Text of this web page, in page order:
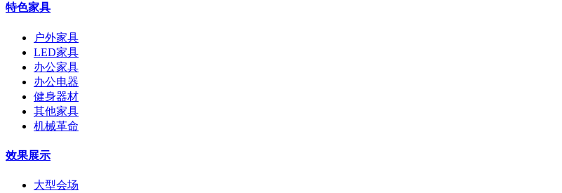
特色家具
户外家具
LED家具
办公家具
办公电器
健身器材
其他家具
机械革命
效果展示
大型会场